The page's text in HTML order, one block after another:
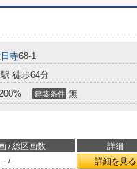
寺68-1
駅 徒歩64分
建築条件 無
/ 総区画数 詳細
- / - 詳細を見る